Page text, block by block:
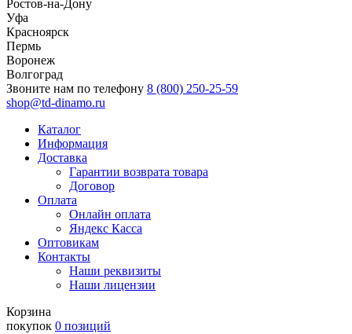
Ростов-на-Дону
Уфа
Красноярск
Пермь
Воронеж
Волгоград
Звоните нам по телефону 8 (800) 250-25-59
shop@td-dinamo.ru
Каталог
Информация
Доставка
Гарантии возврата товара
Договор
Оплата
Онлайн оплата
Яндекс Касса
Оптовикам
Контакты
Наши реквизиты
Наши лицензии
Корзина
покупок 0 позиций